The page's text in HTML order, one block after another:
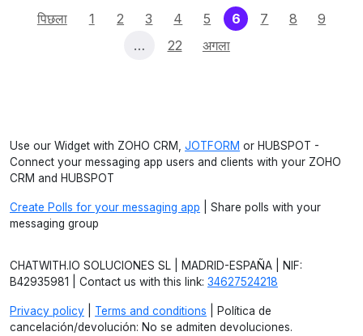
पिछला 1 2 3 4 5 6(current)
7 8
9
…
22 अगला
Use our Widget with ZOHO CRM, JOTFORM or HUBSPOT -
Connect your messaging app users and clients with your ZOHO
CRM and HUBSPOT
Create Polls for your messaging app | Share polls with your
messaging group
CHATWITH.IO SOLUCIONES SL | MADRID-ESPAÑA | NIF:
B42935981 | Contact us with this link: 34627524218
Privacy policy Terms and conditions | Política de
cancelación/devolución: No se admiten devoluciones.